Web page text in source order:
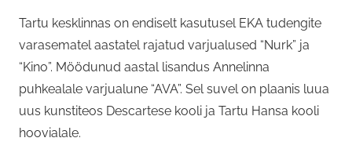
Tartu kesklinnas on endiselt kasutusel EKA tudengite
varasematel aastatel rajatud varjualused “Nurk” ja
“Kino”. Möödunud aastal lisandus Annelinna
puhkealale varjualune “AVA”. Sel suvel on plaanis luua
uus kunstiteos Descartese kooli ja Tartu Hansa kooli
hoovialale.